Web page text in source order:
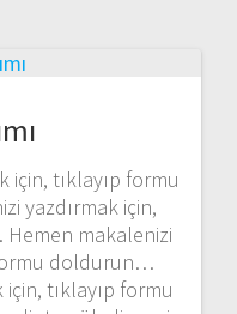
için, tıklayıp formu
yazdırmak için,
makalenizi
doldurun…
tıklayıp formu